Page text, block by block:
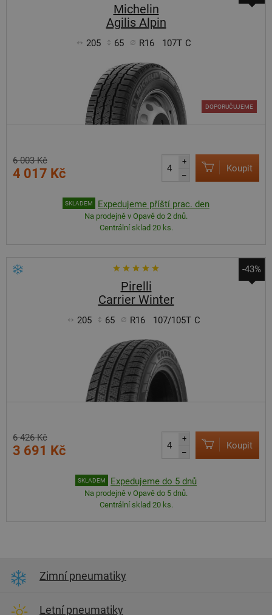
Michelin
Agilis Alpin
205 65 R16 107T C
DOPORUČUJEME
6 003 Kč
4 017 Kč
+
–
Koupit
SKLADEM Expedujeme příští prac. den
Na prodejně v Opavě do 2 dnů.
Centrální sklad 20 ks.
-43%
Pirelli
Carrier Winter
205 65 R16 107/105T C
6 426 Kč
3 691 Kč
+
–
Koupit
SKLADEM Expedujeme do 5 dnů
Na prodejně v Opavě do 5 dnů.
Centrální sklad 20 ks.
Zimní pneumatiky
Letní pneumatiky